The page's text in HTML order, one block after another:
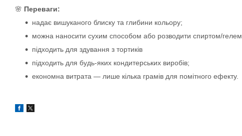
🌸 Переваги:
надає вишуканого блиску та глибини кольору;
можна наносити сухим способом або розводити спиртом/гелем,
підходить для здування з тортиків
підходить для будь-яких кондитерських виробів;
економна витрата — лише кілька грамів для помітного ефекту.